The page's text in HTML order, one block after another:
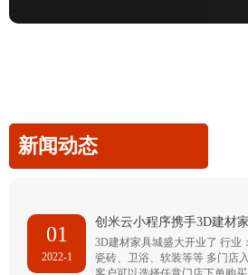
新闻动态
01
2022-1
创米云小程序携手3D建材
3D建材家具城盛大开业了 行业
瓷砖、卫浴、软装等等 多门店